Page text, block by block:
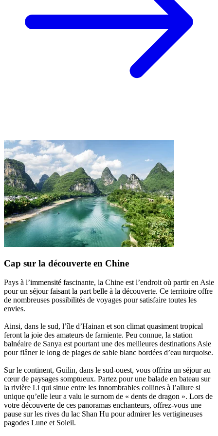
Cap sur la découverte en Chine
Pays à l’immensité fascinante, la Chine est l’endroit où partir en Asie
pour un séjour faisant la part belle à la découverte. Ce territoire offre
de nombreuses possibilités de voyages pour satisfaire toutes les
envies.
Ainsi, dans le sud, l’île d’Hainan et son climat quasiment tropical
feront la joie des amateurs de farniente. Peu connue, la station
balnéaire de Sanya est pourtant une des meilleures destinations Asie
pour flâner le long de plages de sable blanc bordées d’eau turquoise.
Sur le continent, Guilin, dans le sud-ouest, vous offrira un séjour au
cœur de paysages somptueux. Partez pour une balade en bateau sur
la rivière Li qui sinue entre les innombrables collines à l’allure si
unique qu’elle leur a valu le surnom de « dents de dragon ». Lors de
votre découverte de ces panoramas enchanteurs, offrez-vous une
pause sur les rives du lac Shan Hu pour admirer les vertigineuses
pagodes Lune et Soleil.